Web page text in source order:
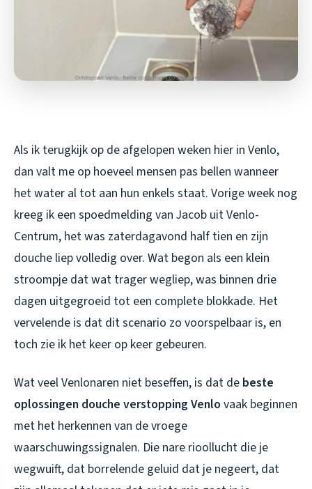
Als ik terugkijk op de afgelopen weken hier in Venlo,
dan valt me op hoeveel mensen pas bellen wanneer
het water al tot aan hun enkels staat. Vorige week nog
kreeg ik een spoedmelding van Jacob uit Venlo-
Centrum, het was zaterdagavond half tien en zijn
douche liep volledig over. Wat begon als een klein
stroompje dat wat trager wegliep, was binnen drie
dagen uitgegroeid tot een complete blokkade. Het
vervelende is dat dit scenario zo voorspelbaar is, en
toch zie ik het keer op keer gebeuren.
Wat veel Venlonaren niet beseffen, is dat de beste
oplossingen douche verstopping Venlo vaak beginnen
met het herkennen van de vroege
waarschuwingssignalen. Die nare rioollucht die je
wegwuift, dat borrelende geluid dat je negeert, dat